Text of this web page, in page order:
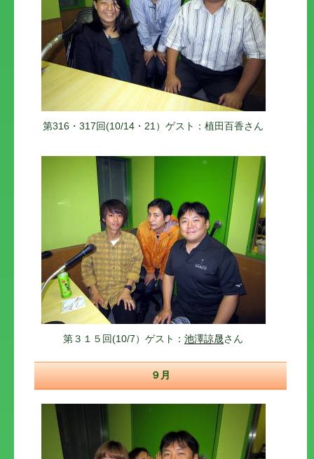
第316・317回(10/14・21）ゲスト：植田百香さん
第３１５回(10/7）ゲスト：池澤諒晟さん
９月